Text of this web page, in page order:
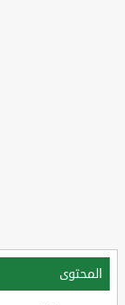
المحتوى